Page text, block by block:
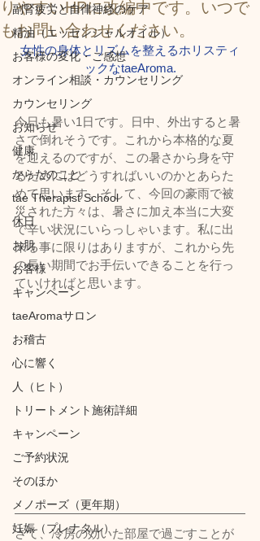
副腎疲労と自律神経のケア
精油（エッセンシャルオイル）
お客様の変化・ご感想
オンライン相談・カウンセリング
カウンセリング
お知らせ
健康
からだのこと
tae Therapist School
休日
お肌
お客様
キャンペーン
taeAromaサロン
お稽古
心に響く
人（ヒト）
トリートメント施術詳細
キャンペーン
ご予約状況
そのほか
メノポーズ（更年期）
妊娠（プレナタル）
りやすいHPに改編中です。いつで
もお問い合わせください。
女性の身体とリズムを整えるホリスティ
ックなtaeAroma.
今日も暑い1日です。日中、外出すると暑
さで倒れそうです。これから本格的な夏
を迎えるのですが、この暑さから身を守
るためにはどうすればいいのかとあらた
めて思います。そして、今回の豪雨で被
災された方々は、暑さに加え本当に大変
で辛い状況にいらっしゃいます。私に出
来る事に限りはありますが、これから先
の長い期間でお手伝いできることを行っ
ていければと思います。
さて、冷房の効いた部屋で過ごすことが